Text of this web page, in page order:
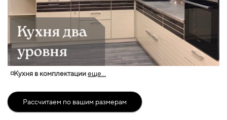
◽Кухня в комплектацииеще...
Рассчитаем по вашим размерам